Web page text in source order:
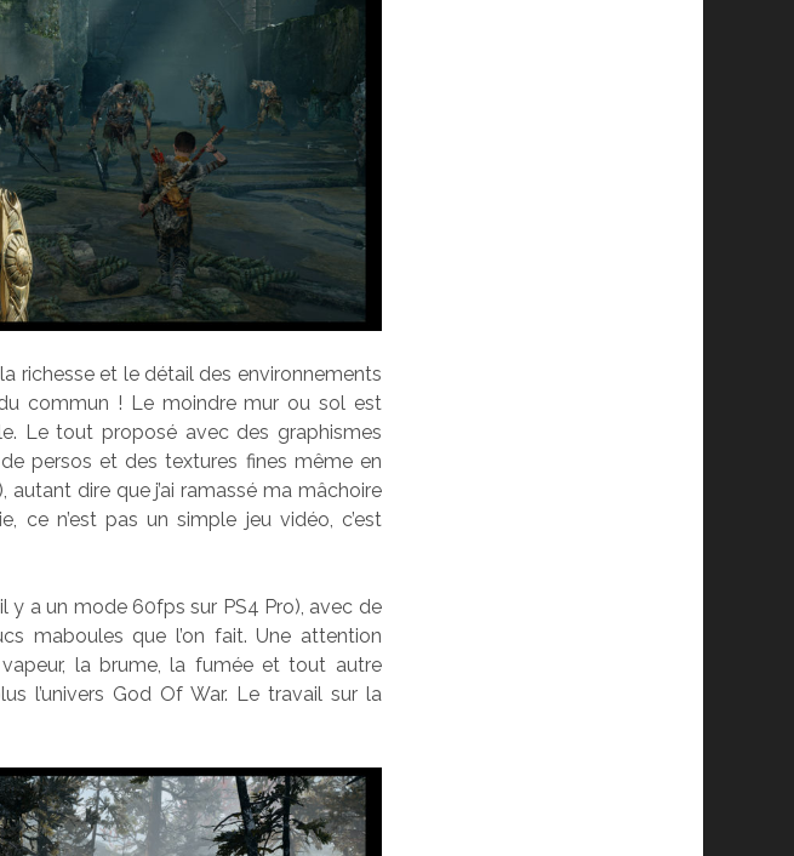
richesse et le détail des environnements
commun ! Le moindre mur ou sol est
Le tout proposé avec des graphismes
persos et des textures fines même en
dire que j’ai ramassé ma mâchoire
ce n’est pas un simple jeu vidéo, c’est
a un mode 60fps sur PS4 Pro), avec de
maboules que l’on fait. Une attention
la brume, la fumée et tout autre
l’univers God Of War. Le travail sur la